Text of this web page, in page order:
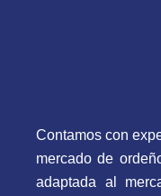
Contamos con
mercado de
adaptada al